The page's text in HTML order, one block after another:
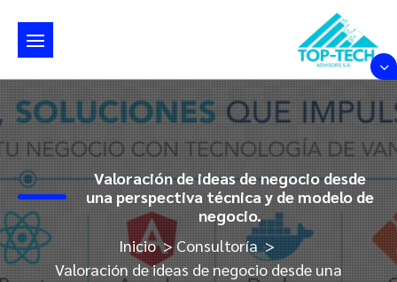
contenido
Valoración de ideas de negocio desde
una perspectiva técnica y de modelo de
negocio.
Inicio>Consultoría>
Valoración de ideas de negocio desde una